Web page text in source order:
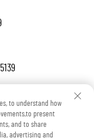
to understand how
present
and to share
advertising and